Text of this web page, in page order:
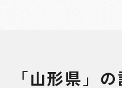
「山形県」